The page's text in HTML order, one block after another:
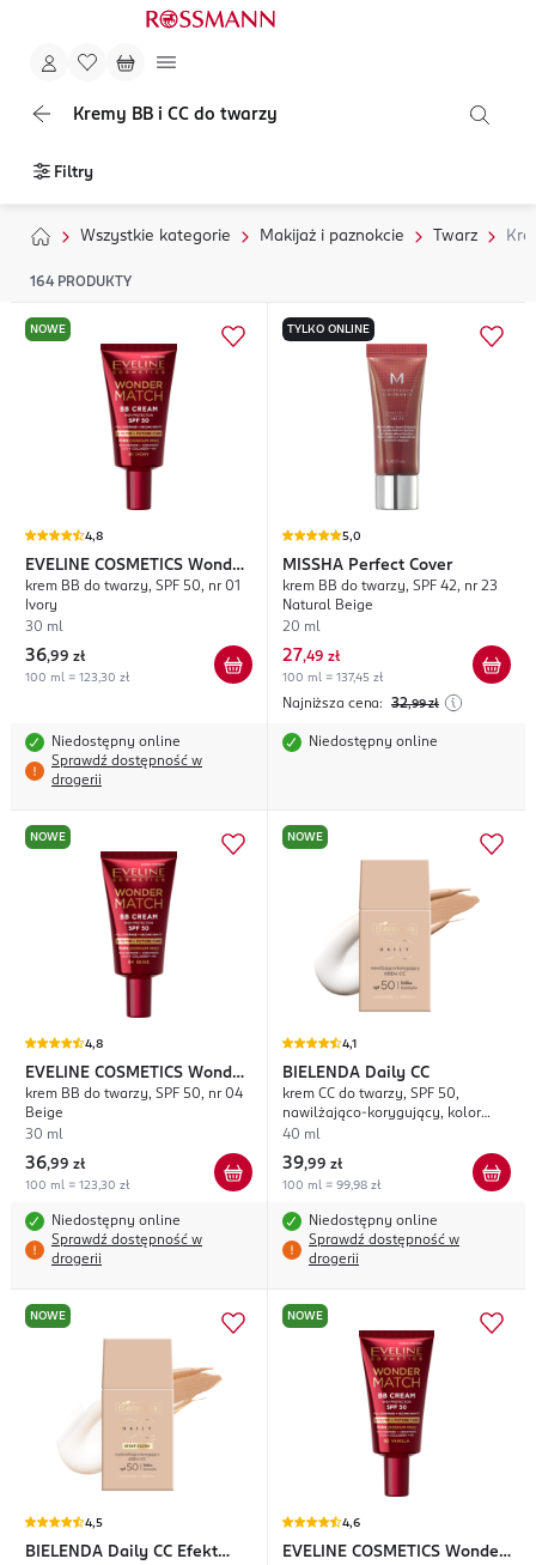
Kremy BB i CC do twarzy
Filtry
Wszystkie kategorie Makijaż i paznokcie Twarz
164 PRODUKTY
NOWE
4,8
EVELINE COSMETICS Wonder
Match
krem BB do twarzy, SPF 50, nr 01
Ivory
30 ml
36,99 zł
100 ml = 123,30 zł
Niedostępny online
Sprawdź dostępność w
drogerii
TYLKO ONLINE
5,0
MISSHA Perfect Cover
krem BB do twarzy, SPF 42, nr 23
Natural Beige
20 ml
27,49 zł
100 ml = 137,45 zł
Najniższa cena: 32,99 zł
Niedostępny online
NOWE
4,8
EVELINE COSMETICS Wonder
Match
krem BB do twarzy, SPF 50, nr 04
Beige
30 ml
36,99 zł
100 ml = 123,30 zł
Niedostępny online
Sprawdź dostępność w
drogerii
NOWE
4,1
BIELENDA Daily CC
krem CC do twarzy, SPF 50,
nawilżająco-korygujący, kolor
Uniwersalny
40 ml
39,99 zł
100 ml = 99,98 zł
Niedostępny online
Sprawdź dostępność w
drogerii
NOWE
4,5
BIELENDA Daily CC Efekt
NOWE
4,6
EVELINE COSMETICS Wonder